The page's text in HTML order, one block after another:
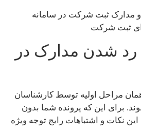
رد شدن مدارک در
مراحل اولیه توسط کارشناسان
برای این که پرونده شما بدون
نکات و اشتباهات رایج توجه ویژه